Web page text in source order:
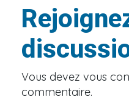
Vous devez vous
commentaire.